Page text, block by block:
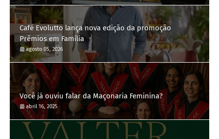
Café Evolutto lança nova edição da promoção
Prêmios em Família
agosto 05, 2026
Você já ouviu falar da Maçonaria Feminina?
abril 16, 2025